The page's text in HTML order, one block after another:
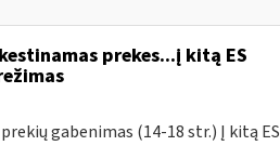
prekes...į kitą ES
gabenimas (14-18 str.) Į kitą ES